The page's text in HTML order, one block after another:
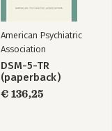
American Psychiatric
Association
DSM-5-TR
(paperback)
€ 136,25